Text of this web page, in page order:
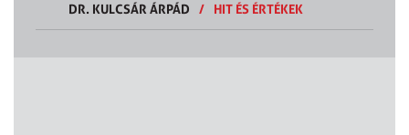
DR. KULCSÁR ÁRPÁD
/ HIT ÉS ÉRTÉKEK